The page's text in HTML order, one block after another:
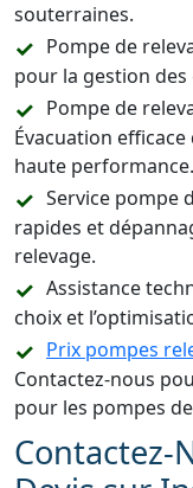
souterraines.
Pompe de
pour la gestion des
Pompe de
Évacuation
haute performance.
Service pompe
rapides et
relevage.
Assistance
choix et
Prix pompes
Contactez-nous
pour les pompes
Contactez-